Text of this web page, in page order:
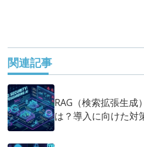
関連記事
RAG（検索拡張生成
は？導入に向けた対